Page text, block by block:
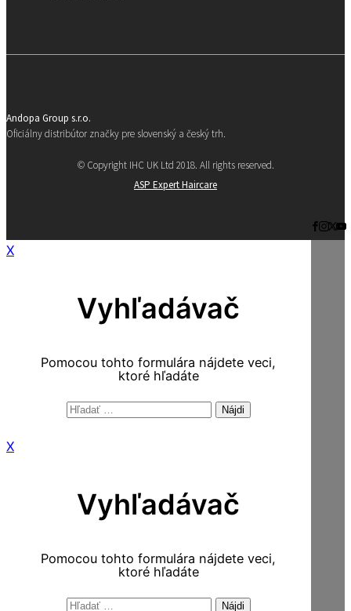
Andopa Group s.r.o.
Oficiálny distribútor značky pre slovenský a český trh.
© Copyright IHC UK Ltd 2018. All rights reserved.
ASP Expert Haircare
X
Vyhľadávač
Pomocou tohto formulára nájdete veci,
ktoré hľadáte
Hľadať:
X
Vyhľadávač
Pomocou tohto formulára nájdete veci,
ktoré hľadáte
Hľadať: